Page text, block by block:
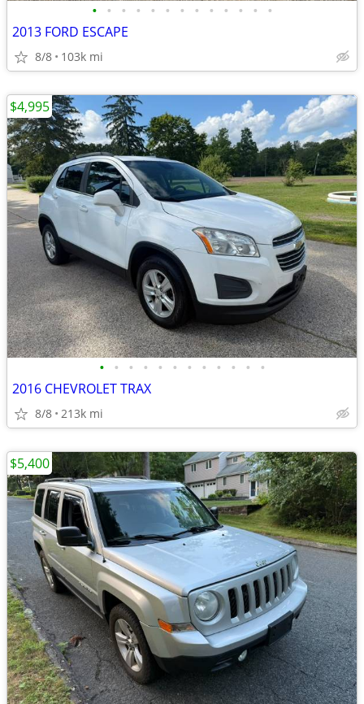
• • • • • • • • • • • • •
2013 FORD ESCAPE
8/8 103k mi
• • • • • • • • • • • •
2016 CHEVROLET TRAX
8/8 213k mi
$4,995
$5,400